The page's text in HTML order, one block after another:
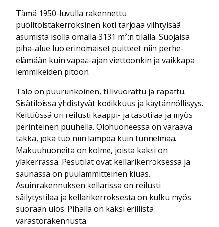
Tämä 1950-luvulla rakennettu
puolitoistakerroksinen koti tarjoaa viihtyisää
asumista isolla omalla 3131 m²:n tilalla. Suojaisa
piha-alue luo erinomaiset puitteet niin perhe-
elämään kuin vapaa-ajan viettoonkin ja vaikkapa
lemmikeiden pitoon.
Talo on puurunkoinen, tiilivuorattu ja rapattu.
Sisätiloissa yhdistyvät kodikkuus ja käytännöllisyys.
Keittiössä on reilusti kaappi- ja tasotilaa ja myös
perinteinen puuhella. Olohuoneessa on varaava
takka, joka tuo niin lämpöä kuin tunnelmaa.
Makuuhuoneita on kolme, joista kaksi on
yläkerrassa. Pesutilat ovat kellarikerroksessa ja
saunassa on puulämmitteinen kiuas.
Asuinrakennuksen kellarissa on reilusti
säilytystilaa ja kellarikerroksesta on kulku myös
suoraan ulos. Pihalla on kaksi erillistä
varastorakennusta.